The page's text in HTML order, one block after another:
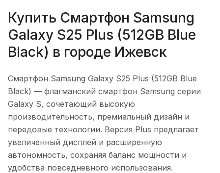
Купить Смартфон Samsung
Galaxy S25 Plus (512GB Blue
Black) в городе Ижевск
Смартфон Samsung Galaxy S25 Plus (512GB Blue
Black) — флагманский смартфон Samsung серии
Galaxy S, сочетающий высокую
производительность, премиальный дизайн и
передовые технологии. Версия Plus предлагает
увеличенный дисплей и расширенную
автономность, сохраняя баланс мощности и
удобства повседневного использования.